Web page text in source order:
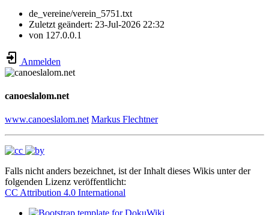
de_vereine/verein_5751.txt
Zuletzt geändert: 23-Jul-2026 22:32
von 127.0.0.1
Anmelden
canoeslalom.net
www.canoeslalom.net Markus Flechtner
Falls nicht anders bezeichnet, ist der Inhalt dieses Wikis unter der
folgenden Lizenz veröffentlicht:
CC Attribution 4.0 International